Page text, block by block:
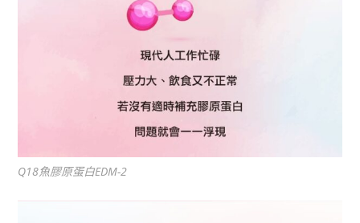
Q18魚膠原蛋白EDM-2